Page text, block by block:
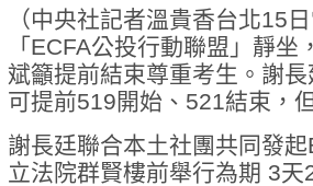
（中央社記者溫貴香台北15
「ECFA公投行動聯盟」靜
斌籲提前結束尊重考生。謝
可提前519開始、521結束，
謝長廷聯合本土社團共同發
立法院群賢樓前舉行為期 3